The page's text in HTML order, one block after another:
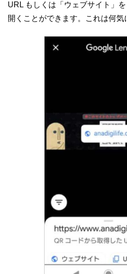
URL もしくは「ウェブサイト」
開くことができます。これは何気